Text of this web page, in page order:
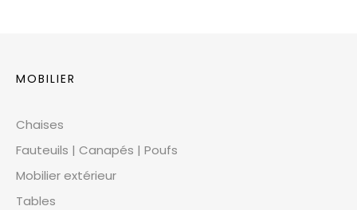
MOBILIER
Chaises
Fauteuils | Canapés | Poufs
Mobilier extérieur
Tables